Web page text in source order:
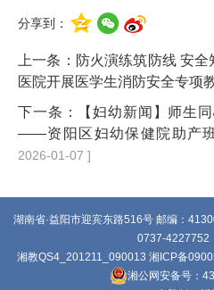
分享到：
上一条： 防火演练筑防线 安
医院开展医学生消防安全专项
下一条：
【妇幼新闻】师生
——资阳区妇幼保健院助产
2026-01-07 ]
湖南省·益阳市迎宾东路516号 邮编：
0737-4227752
湘教QS4_201211_090013 湘ICP备
湘公网安备号：